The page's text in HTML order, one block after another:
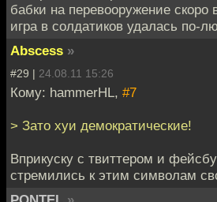
бабки на перевооружение скоро
игра в солдатиков удалась по-
Abscess »
#29 | 24.08.11 15:26
Кому: hammerHL, #7
> Зато хуи демократические!
Вприкуску с твиттером и
стремились к этим символам